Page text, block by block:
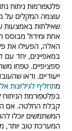
פלטפורמות ניתוח
עוצמה המקלים על
שאילתות באמצעות
אחת ומידול מבוסס
האלה, הפעילו את
במאפיינים, יחד עם
ספציפיים. טפחו
ייעודיים. ודאו
מתחליף לגיליונות
בפלטפורמת הניתוח
קבלת החלטה. אם
המשתמשים יוכלו
המערכת טוב יותר,